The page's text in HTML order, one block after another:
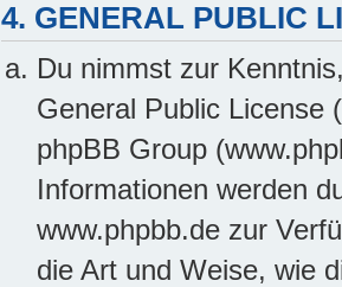
4. GENERAL PUBLIC
Du nimmst zur
General Public License
phpBB Group
Informationen werden
www.phpbb.de zur
die Art und Weise, wie